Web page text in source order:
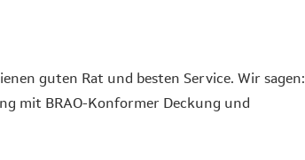
guten Rat und besten Service. Wir sagen:
mit BRAO-Konformer Deckung und